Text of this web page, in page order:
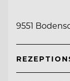
9551